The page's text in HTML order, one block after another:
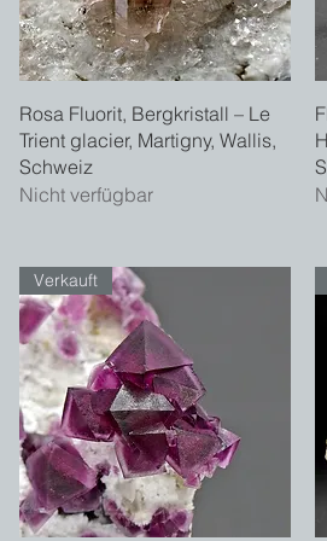
Schnellansicht
Rosa Fluorit, Bergkristall – Le
Trient glacier, Martigny, Wallis,
Schweiz
Nicht verfügbar
Verkauft